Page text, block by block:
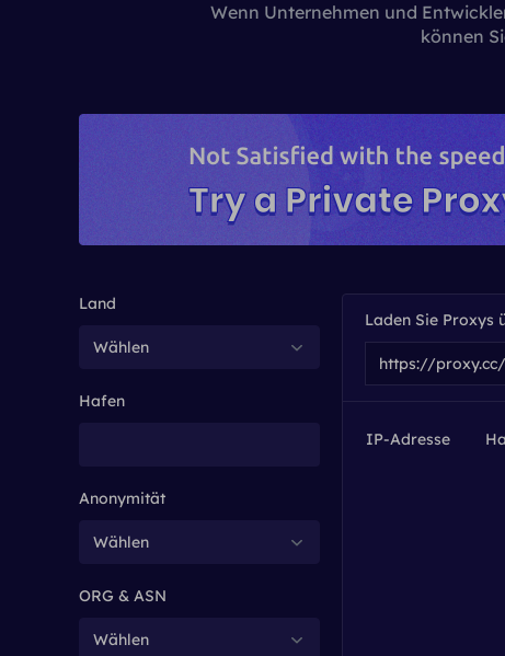
Wenn Unternehmen und
können
Land
Wählen
Hafen
Anonymität
Wählen
ORG & ASN
Wählen
Laden Sie Proxys
IP-Adresse